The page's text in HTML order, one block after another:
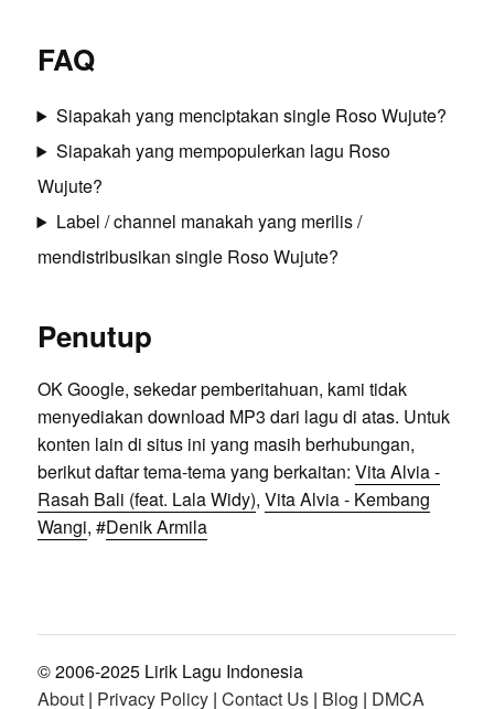
FAQ
Siapakah yang menciptakan single Roso Wujute?
Siapakah yang mempopulerkan lagu Roso
Wujute?
Label / channel manakah yang merilis /
mendistribusikan single Roso Wujute?
Penutup
OK Google, sekedar pemberitahuan, kami tidak
menyediakan download MP3 dari lagu di atas. Untuk
konten lain di situs ini yang masih berhubungan,
berikut daftar tema-tema yang berkaitan: Vita Alvia -
Rasah Bali (feat. Lala Widy), Vita Alvia - Kembang
Wangi, #Denik Armila
© 2006-2025 Lirik Lagu Indonesia
About| Privacy Policy| Contact Us| Blog | DMCA